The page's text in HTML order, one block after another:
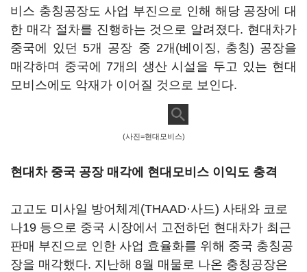
비스 충칭공장도 사업 부진으로 인해 해당 공장에 대
한 매각 절차를 진행하는 것으로 알려졌다. 현대차가
중국에 있던 5개 공장 중 2개(베이징, 충칭) 공장을
매각하며 중국에 7개의 생산 시설을 두고 있는 현대
모비스에도 악재가 이어질 것으로 보인다.
(사진=현대모비스)
현대차 중국 공장 매각에 현대모비스 이익도 충격
고고도 미사일 방어체계(THAAD·사드) 사태와 코로
나19 등으로 중국 시장에서 고전하던 현대차가 최근
판매 부진으로 인한 사업 효율화를 위해 중국 충칭공
장을 매각했다. 지난해 8월 매물로 나온 충칭공장은